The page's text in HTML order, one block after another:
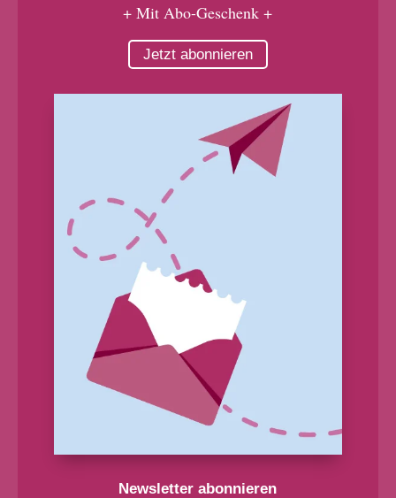
+ Mit Abo-Geschenk +
Jetzt abonnieren
Newsletter abonnieren